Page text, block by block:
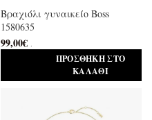
Βραχιόλι γυναικείο Boss
1580635
99,00€ .
ΠΡΟΣΘΉΚΗ ΣΤΟ
ΚΑΛΆΘΙ